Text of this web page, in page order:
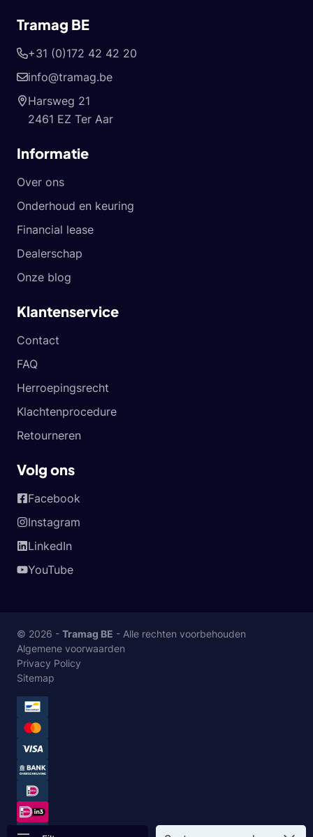
Tramag BE
+31 (0)172 42 42 20
info@tramag.be
Harsweg 21
2461 EZ Ter Aar
Informatie
Over ons
Onderhoud en keuring
Financial lease
Dealerschap
Onze blog
Klantenservice
Contact
FAQ
Herroepingsrecht
Klachtenprocedure
Retourneren
Volg ons
Facebook
Instagram
LinkedIn
YouTube
© 2026 - Tramag BE - Alle rechten voorbehouden
Algemene voorwaarden
Privacy Policy
Sitemap